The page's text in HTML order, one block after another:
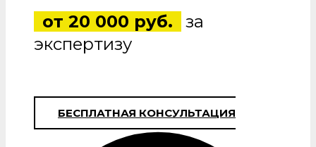
от 20 000 руб.
за
экспертизу
БЕСПЛАТНАЯ КОНСУЛЬТАЦИЯ